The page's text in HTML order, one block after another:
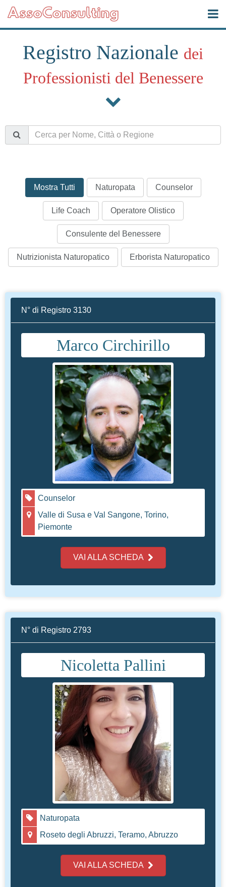
Registro Nazionale dei
Professionisti del Benessere
Mostra Tutti Naturopata Counselor
Life Coach Operatore Olistico
Consulente del Benessere
Nutrizionista Naturopatico Erborista Naturopatico
N° di Registro 2793
Nicoletta Pallini
Naturopata
Roseto degli Abruzzi, Teramo, Abruzzo
VAI ALLA SCHEDA
N° di Registro 3130
Marco Circhirillo
Counselor
Valle di Susa e Val Sangone, Torino,
Piemonte
VAI ALLA SCHEDA